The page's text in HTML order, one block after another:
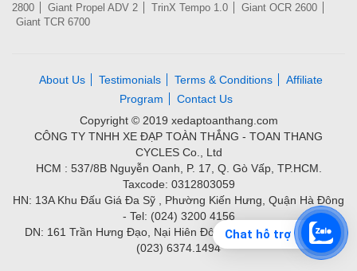
Chat hỗ trợ
2800
Giant Propel ADV 2 TrinX Tempo 1.0
Giant OCR 2600
Giant TCR 6700
About Us Testimonials Terms & Conditions
Affiliate
Program
Contact Us
Copyright © 2019 xedaptoanthang.com
CÔNG TY TNHH XE ĐẠP TOÀN THẮNG - TOAN THANG
CYCLES Co., Ltd
HCM : 537/8B Nguyễn Oanh, P. 17, Q. Gò Vấp, TP.HCM.
Taxcode: 0312803059
HN: 13A Khu Đấu Giá Đa Sỹ , Phường Kiến Hưng, Quận Hà Đông
- Tel: (024) 3200 4156
DN: 161 Trần Hưng Đạo, Nại Hiên Đông, Quận Sơn Trà - Tel:
(023) 6374.1494